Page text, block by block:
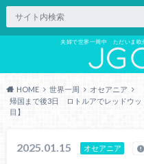
夫婦で世界一周中 ただいま欧
HOME 世界一周
オセアニア
帰国まで後3日 ロトルアでレッドウ
目】
2025.01.15 オセアニア